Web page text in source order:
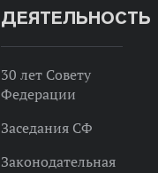
ДЕЯТЕЛЬНОСТЬ
30 лет Совету
Федерации
Заседания СФ
Законодательная